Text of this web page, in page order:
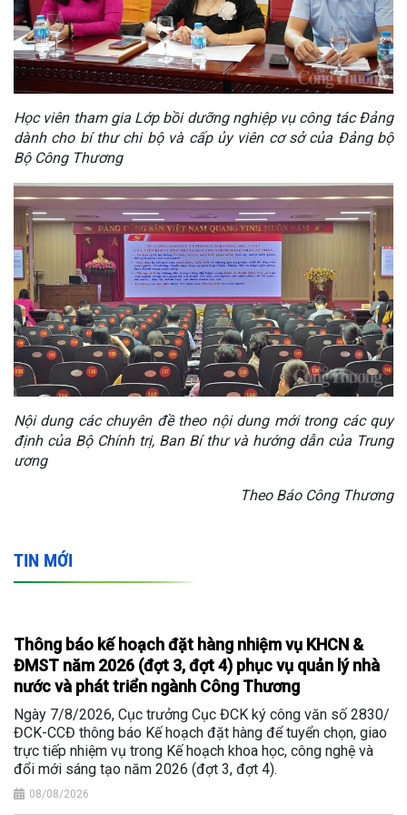
Học viên tham gia Lớp bồi dưỡng nghiệp vụ công tác Đảng
dành cho bí thư chi bộ và cấp ủy viên cơ sở của Đảng bộ
Bộ Công Thương
Nội dung các chuyên đề theo nội dung mới trong các quy
định của Bộ Chính trị, Ban Bí thư và hướng dẫn của Trung
ương
Theo Báo Công Thương
TIN MỚI
Thông báo kế hoạch đặt hàng nhiệm vụ KHCN &
ĐMST năm 2026 (đợt 3, đợt 4) phục vụ quản lý nhà
nước và phát triển ngành Công Thương
Ngày 7/8/2026, Cục trưởng Cục ĐCK ký công văn số 2830/
ĐCK-CCĐ thông báo Kế hoạch đặt hàng để tuyển chọn, giao
trực tiếp nhiệm vụ trong Kế hoạch khoa học, công nghệ và
đổi mới sáng tạo năm 2026 (đợt 3, đợt 4).
08/08/2026